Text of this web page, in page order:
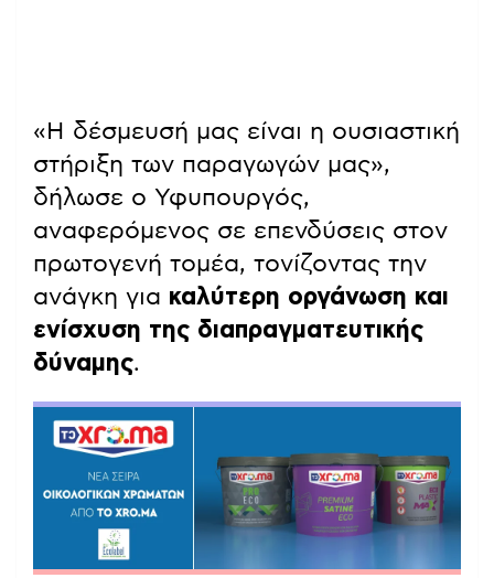
«Η δέσμευσή μας είναι η ουσιαστική
στήριξη των παραγωγών μας»,
δήλωσε ο Υφυπουργός,
αναφερόμενος σε επενδύσεις στον
πρωτογενή τομέα, τονίζοντας την
ανάγκη για καλύτερη οργάνωση και
ενίσχυση της διαπραγματευτικής
δύναμης.